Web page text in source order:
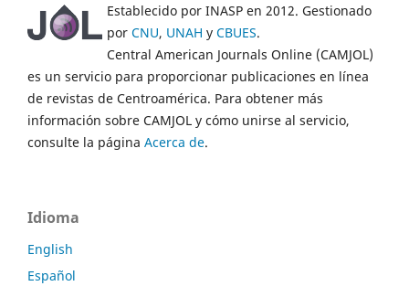
Establecido por INASP en 2012. Gestionado
por CNU, UNAH y CBUES.
Central American Journals Online (CAMJOL)
es un servicio para proporcionar publicaciones en línea
de revistas de Centroamérica. Para obtener más
información sobre CAMJOL y cómo unirse al servicio,
consulte la página Acerca de.
Idioma
English
Español